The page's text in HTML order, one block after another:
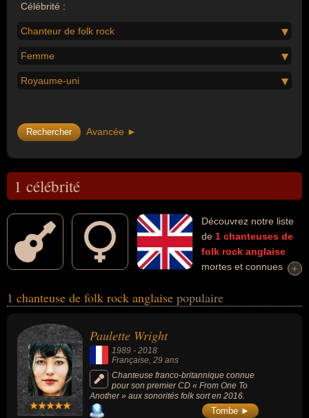
Célébrité :
Chanteur de folk rock
Femme
Royaume-uni
Avancée ►
1 célébrité
Découvrez notre liste
de 1 chanteuses de
folk rock anglaise
mortes et connues
féminin) peuvent avoir des liens variés dans les domaines de l'art,
avoir été artiste, chanteuse, guitariste, musicienne ou pianiste. En
ce qui concerne leurs nationalités au moment de leurs morts, ils
peuvent avoir été française par exemple.
+
+
1 chanteuse de folk rock anglaise populaire
Paulette Wright
1989 - 2018
Française, 29 ans
Chanteuse franco-britannique connue
pour son premier CD « From One To
Another » aux sonorités folk sort en 2016.
Tombe ►